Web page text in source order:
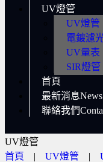
UV燈管
UV燈管
電鍍濾
UV量表
SIR燈管
首頁
最新消息News
聯絡我們
UV燈管
首頁
| UV燈管 |